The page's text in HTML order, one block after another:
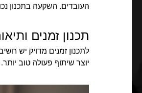
העובדים. השקעה בתכנון
תכנון זמנים
לתכנון זמנים מדויק יש
יוצר שיתוף פעולה טוב